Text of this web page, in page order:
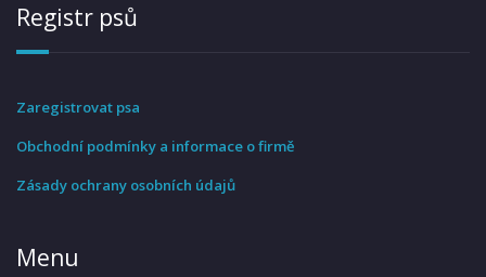
Registr psů
Zaregistrovat psa
Obchodní podmínky a informace o firmě
Zásady ochrany osobních údajů
Menu